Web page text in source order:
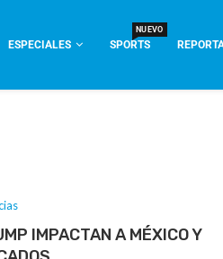
ESPECIALES SPORTS
NUEVO
IMPACTAN A MÉXICO Y